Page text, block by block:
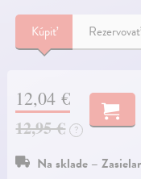
Kúpiť
12,04 €
12,95 € ?
Na sklade –